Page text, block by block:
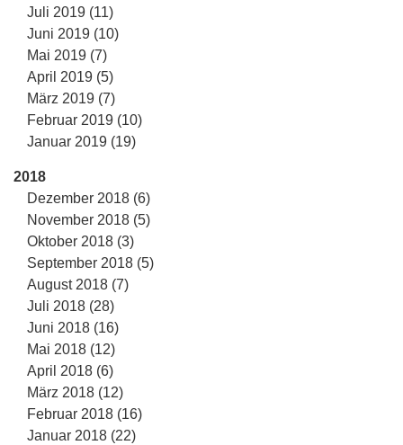
Juli 2019 (11)
Juni 2019 (10)
Mai 2019 (7)
April 2019 (5)
März 2019 (7)
Februar 2019 (10)
Januar 2019 (19)
2018
Dezember 2018 (6)
November 2018 (5)
Oktober 2018 (3)
September 2018 (5)
August 2018 (7)
Juli 2018 (28)
Juni 2018 (16)
Mai 2018 (12)
April 2018 (6)
März 2018 (12)
Februar 2018 (16)
Januar 2018 (22)